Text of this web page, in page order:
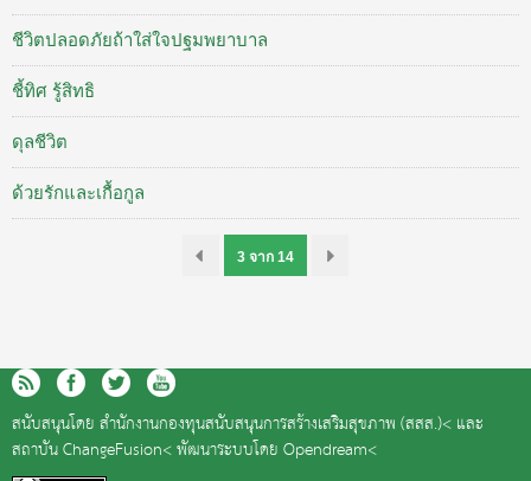
ชีวิตปลอดภัยถ้าใส่ใจปฐมพยาบาล
ชี้ทิศ รู้สิทธิ
ดุลชีวิต
ด้วยรักและเกื้อกูล
3 จาก 14
สนับสนุนโดย สำนักงานกองทุนสนับสนุนการสร้างเสริมสุขภาพ (สสส.)< และ
สถาบัน ChangeFusion<พัฒนาระบบโดย Opendream<